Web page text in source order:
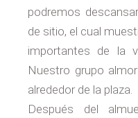
podremos
de sitio, el cual
importantes de la
Nuestro grupo
alrededor de la plaza.
Después del